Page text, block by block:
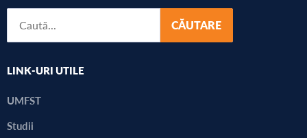
CĂUTARE
LINK-URI UTILE
UMFST
Studii